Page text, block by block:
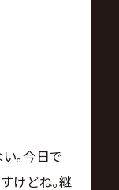
｡今日で
けどね｡継